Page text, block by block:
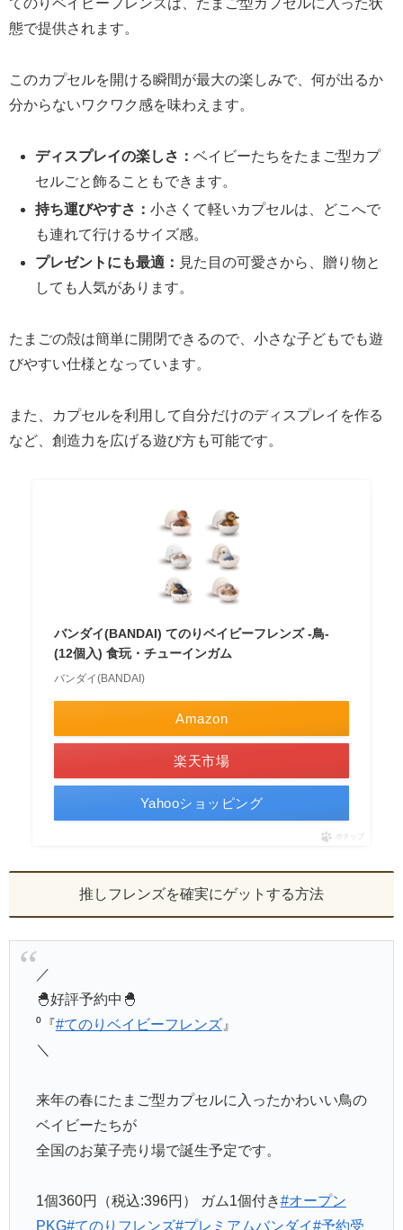
てのりベイビーフレンズは、たまご型カプセルに入った状
態で提供されます。
このカプセルを開ける瞬間が最大の楽しみで、何が出るか
分からないワクワク感を味わえます。
ディスプレイの楽しさ：ベイビーたちをたまご型カプ
セルごと飾ることもできます。
持ち運びやすさ：小さくて軽いカプセルは、どこへで
も連れて行けるサイズ感。
プレゼントにも最適： 見た目の可愛さから、贈り物と
しても人気があります。
たまごの殻は簡単に開閉できるので、小さな子どもでも遊
びやすい仕様となっています。
また、カプセルを利用して自分だけのディスプレイを作る
など、創造力を広げる遊び方も可能です。
バンダイ(BANDAI) てのりベイビーフレンズ -鳥-
(12個入) 食玩・チューインガム
バンダイ(BANDAI)
Amazon
楽天市場
Yahooショッピング
ポチップ
推しフレンズを確実にゲットする方法
／
🐣好評予約中🐣
⁰『#てのりベイビーフレンズ』
＼
来年の春にたまご型カプセルに入ったかわいい鳥の
ベイビーたちが
全国のお菓子売り場で誕生予定です。
1個360円（税込:396円） ガム1個付き#オープン
PKG#てのりフレンズ#プレミアムバンダイ#予約受